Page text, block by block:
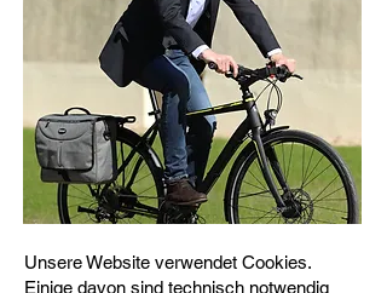
Unsere Website verwendet Cookies.
Einige davon sind technisch notwendig